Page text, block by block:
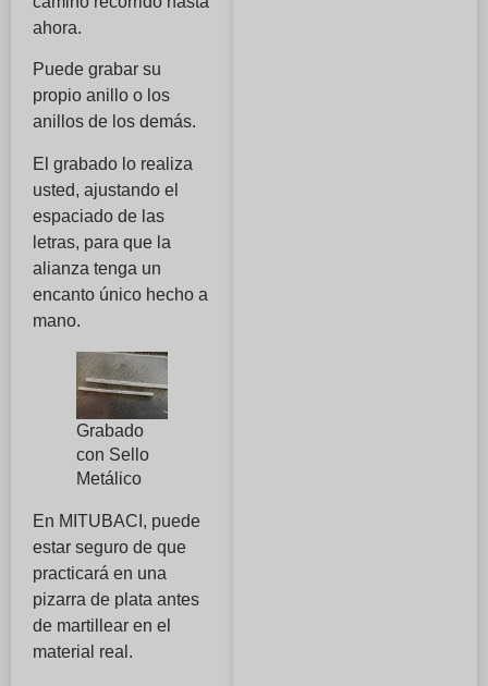
ahora.
Puede grabar su
propio anillo o los
anillos de los demás.
El grabado lo realiza
usted, ajustando el
espaciado de las
letras, para que la
alianza tenga un
encanto único hecho a
mano.
Grabado
con Sello
Metálico
En MITUBACI, puede
estar seguro de que
practicará en una
pizarra de plata antes
de martillear en el
material real.